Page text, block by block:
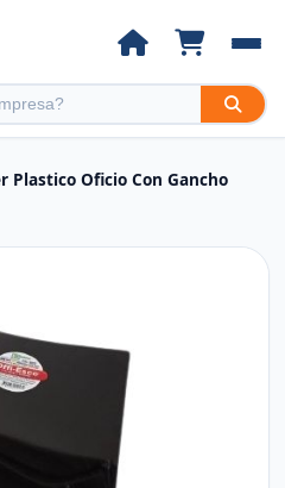
Plastico Oficio Con Gancho